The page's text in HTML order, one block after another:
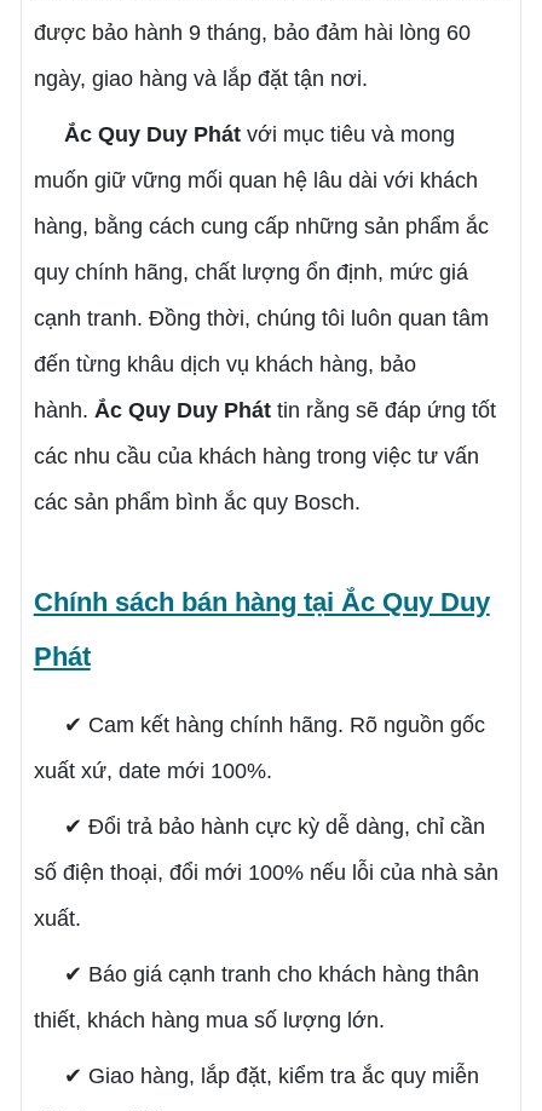
được bảo hành 9 tháng, bảo đảm hài lòng 60
ngày, giao hàng và lắp đặt tận nơi.
Ắc Quy Duy Phát với mục tiêu và mong
muốn giữ vững mối quan hệ lâu dài với khách
hàng, bằng cách cung cấp những sản phẩm ắc
quy chính hãng, chất lượng ổn định, mức giá
cạnh tranh. Đồng thời, chúng tôi luôn quan tâm
đến từng khâu dịch vụ khách hàng, bảo
hành. Ắc Quy Duy Pháttin rằng sẽ đáp ứng tốt
các nhu cầu của khách hàng trong việc tư vấn
các sản phẩm bình ắc quy Bosch.
Chính sách bán hàng tại Ắc Quy Duy
Phát
✔ Cam kết hàng chính hãng. Rõ nguồn gốc
xuất xứ, date mới 100%.
✔ Đổi trả bảo hành cực kỳ dễ dàng, chỉ cần
số điện thoại, đổi mới 100% nếu lỗi của nhà sản
xuất.
✔ Báo giá cạnh tranh cho khách hàng thân
thiết, khách hàng mua số lượng lớn.
✔ Giao hàng, lắp đặt, kiểm tra ắc quy miễn